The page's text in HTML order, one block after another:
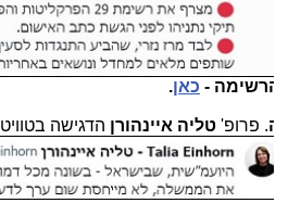
- כאן.
. פרופ'טליה איינהורןהדגישה בטוויטר: